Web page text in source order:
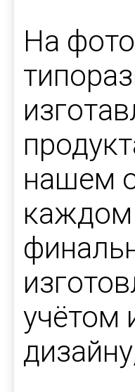
На
нашем
каждом
учётом